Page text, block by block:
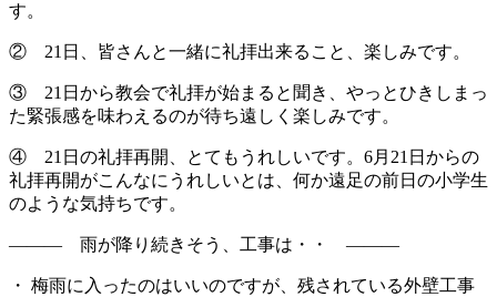
す。
② 21日、皆さんと一緒に礼拝出来ること、楽しみです。
③ 21日から教会で礼拝が始まると聞き、やっとひきしまっ
た緊張感を味わえるのが待ち遠しく楽しみです。
④ 21日の礼拝再開、とてもうれしいです。6月21日からの
礼拝再開がこんなにうれしいとは、何か遠足の前日の小学生
のような気持ちです。
――― 雨が降り続きそう、工事は・・ ―――
・ 梅雨に入ったのはいいのですが、残されている外壁工事